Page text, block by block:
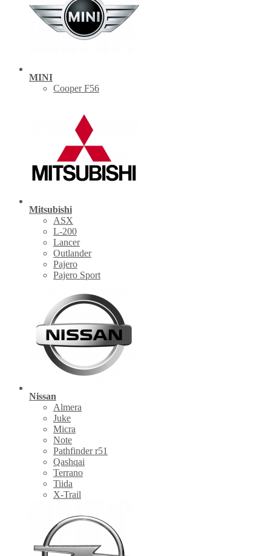
MINI
Cooper F56
Mitsubishi
ASX
L-200
Lancer
Outlander
Pajero
Pajero Sport
Nissan
Almera
Juke
Micra
Note
Pathfinder r51
Qashqai
Terrano
Tiida
X-Trail